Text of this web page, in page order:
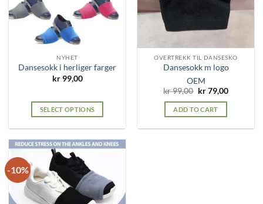
NYHET
Dansesokk i herliger farger
kr99,00
SELECT OPTIONS
has
multiple
variants.
The
options
OVERTREKK TIL DANSESKO
Dansesokk m logo
OEM
kr99,00 Original
was:
kr 99,00.
kr79,00Current
ADD TO CART
-10%